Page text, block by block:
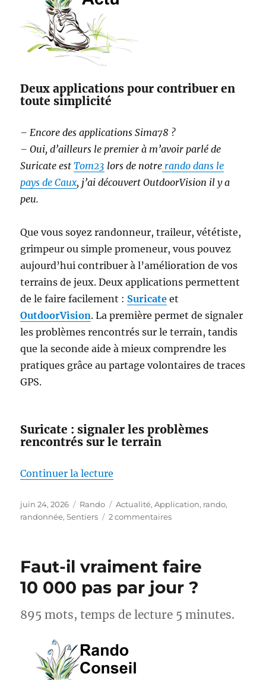
Deux applications pour contribuer en
toute simplicité
– Encore des applications Sima78 ?
– Oui, d’ailleurs le premier à m’avoir parlé de
Suricate estTom23 lors de notre rando dans le
pays de Caux, j’ai découvert OutdoorVision il y a
peu.
Que vous soyez randonneur, traileur, vététiste,
grimpeur ou simple promeneur, vous pouvez
aujourd’hui contribuer à l’amélioration de vos
terrains de jeux. Deux applications permettent
de le faire facilement : Suricate et
OutdoorVision. La première permet de signaler
les problèmes rencontrés sur le terrain, tandis
que la seconde aide à mieux comprendre les
pratiques grâce au partage volontaires de traces
GPS.
Suricate : signaler les problèmes
rencontrés sur le terrain
Continuer la lecture
Publié
le
juin 24, 2026 Catégories
Rando Étiquettes
Actualité,Application, rando,
randonnée,Sentiers 2 commentairessur
pour
des
avec
Faut-il vraiment faire
10 000 pas par jour ?
895 mots, temps de lecture 5 minutes.